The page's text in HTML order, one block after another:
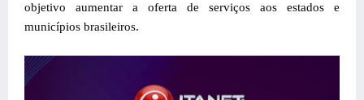
objetivo aumentar a oferta de serviços aos estados e
municípios brasileiros.